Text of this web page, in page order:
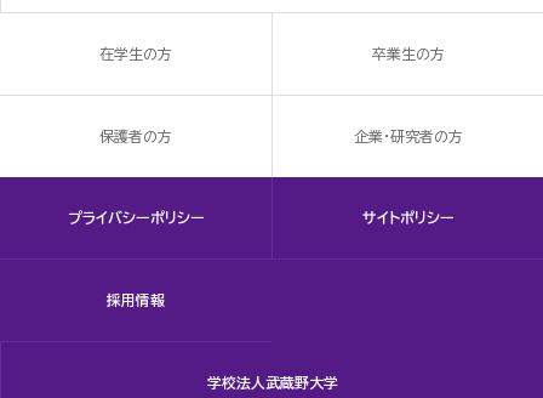
在学生の方 卒業生の方
保護者の方 企業・研究者の方
プライバシーポリシー サイトポリシー
採用情報
学校法人武蔵野大学